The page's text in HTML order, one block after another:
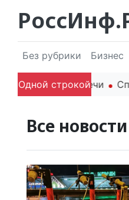
Без рубрики Бизнес
Одной строкой
родителей в речи
Все новости